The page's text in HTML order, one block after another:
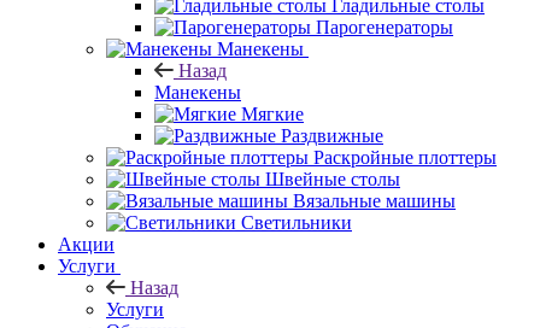
Гладильные столы
Парогенераторы
Манекены
Назад
Манекены
Мягкие
Раздвижные
Раскройные плоттеры
Швейные столы
Вязальные машины
Светильники
Акции
Услуги
Назад
Услуги